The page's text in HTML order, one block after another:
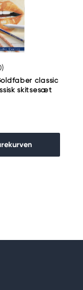
)
classic
skitsesæt